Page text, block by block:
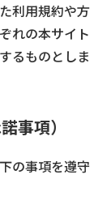
利用規約や方
れの本サイト
るものとしま
事項）
の事項を遵守